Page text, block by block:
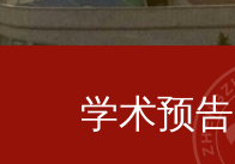
学术预告